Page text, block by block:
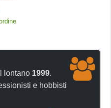
lontano 1999.
e hobbisti